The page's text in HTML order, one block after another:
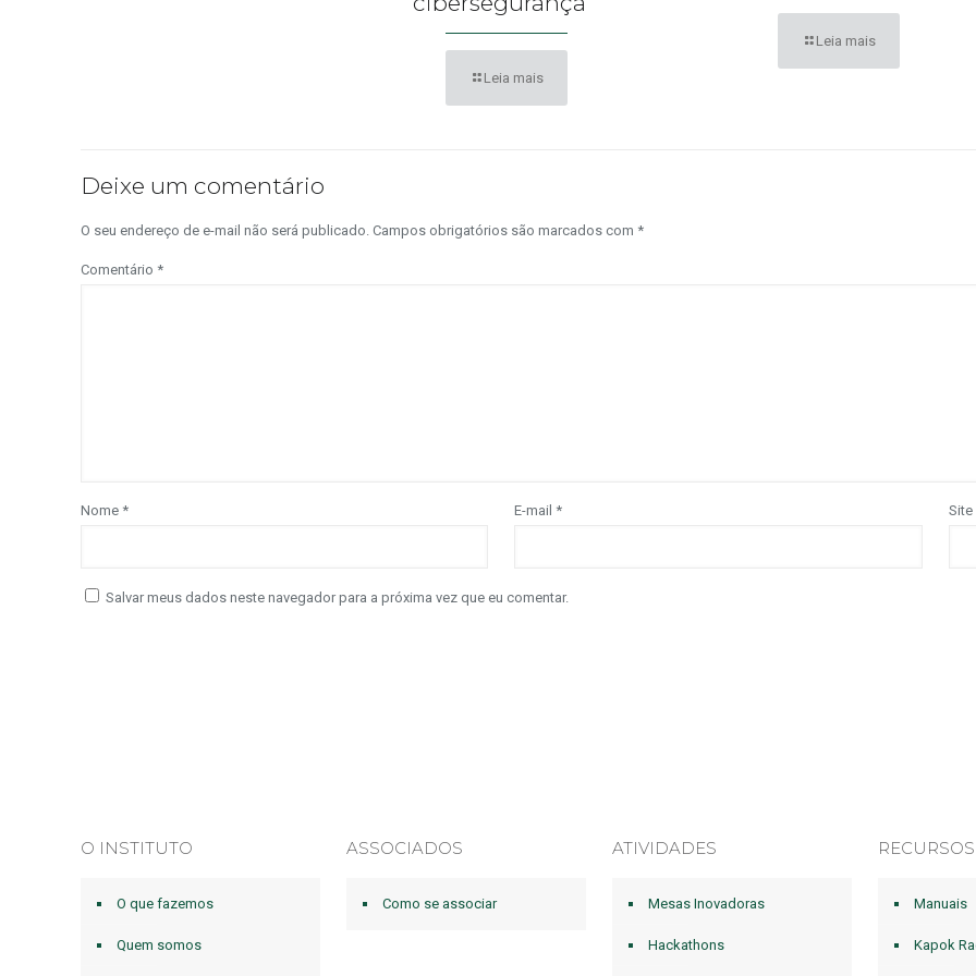
Leia mais
Leia mais
Deixe um comentário
O seu endereço de e-mail não será publicado. Campos obrigatórios são marcados com *
Comentário *
Nome * E-mail * Site
Salvar meus dados neste navegador para a próxima vez que eu comentar.
O INSTITUTO
O que fazemos
Quem somos
ASSOCIADOS
Como se associar
ATIVIDADES
Mesas Inovadoras
Hackathons
RECURSOS
Manuais
Kapok